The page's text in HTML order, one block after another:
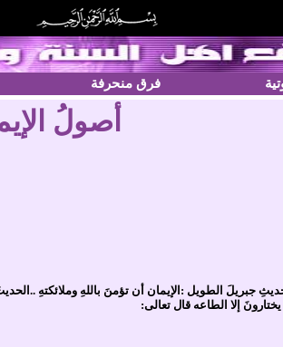
فرق منحرفة
أصولُ
جبريلَ الطويل :الإيمان أن تؤمنَ باللهِ وملائكتهِ
إلا الطاعه قال تعالى: